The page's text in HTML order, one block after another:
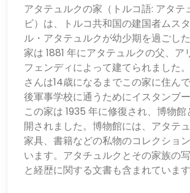
アタテュルクの家（トルコ語: アタテ
ビ）は、トルコ共和国の建国者ムス
ル・アタテュルクが幼少期を過ごし
家は 1881 年にアタテュルクの父、ア
フェンディによって建てられました
さんは14歳になるまでこの家に住ん
後軍事学校に通うためにイスタンブー
この家は 1935 年に修復され、博物
開されました。博物館には、アタテュ
家具、書籍などの私物のコレクショ
います。アタチュルクとその家族の
と経歴に関する文書も含まれています